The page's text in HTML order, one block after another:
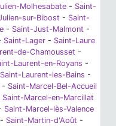
Molhesabate - Saint-
sur-Bibost - Saint-
- Saint-Just-Malmont -
Saint-Lager - Saint-Laure
de-Chamousset -
Laurent-en-Royans -
Saint-Laurent-les-Bains -
- Saint-Marcel-Bel-Accueil
Saint-Marcel-en-Marcillat
Saint-Marcel-lès-Valence
- Saint-Martin-d'Août -